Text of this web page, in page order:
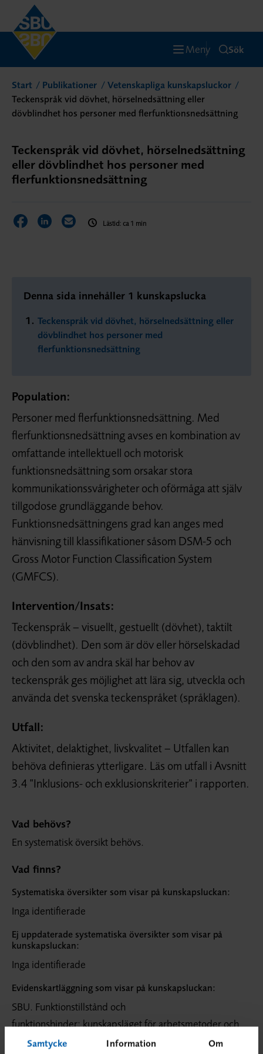
Samtycke Information Om
Meny Sök
Start Publikationer
Vetenskapliga kunskapsluckor
Teckenspråk vid dövhet, hörselnedsättning eller
dövblindhet hos personer med flerfunktionsnedsättning
Teckenspråk vid dövhet, hörselnedsättning
eller dövblindhet hos personer med
flerfunktionsnedsättning
Dela sidan på Facebook
Dela sidan på LinkedIn
Dela sidan via E-post
Lästid: ca 1 min
Denna sida innehåller 1 kunskapslucka
Teckenspråk vid dövhet, hörselnedsättning eller
dövblindhet hos personer med
flerfunktionsnedsättning
Population:
Personer med flerfunktionsnedsättning. Med
flerfunktionsnedsättning avses en kombination av
omfattande intellektuell och motorisk
funktionsnedsättning som orsakar stora
kommunikationssvårigheter och oförmåga att själv
tillgodose grundläggande behov.
Funktionsnedsättningens grad kan anges med
hänvisning till klassifikationer såsom DSM-5 och
Gross Motor Function Classification System
(GMFCS).
Intervention/Insats:
Teckenspråk – visuellt, gestuellt (dövhet), taktilt
(dövblindhet). Den som är döv eller hörselskadad
och den som av andra skäl har behov av
teckenspråk ges möjlighet att lära sig, utveckla och
använda det svenska teckenspråket (språklagen).
Utfall:
Aktivitet, delaktighet, livskvalitet – Utfallen kan
behöva definieras ytterligare. Läs om utfall i Avsnitt
3.4 ”Inklusions- och exklusionskriterier” i rapporten.
Vad behövs?
En systematisk översikt behövs.
Vad finns?
Systematiska översikter som visar på kunskapsluckan:
Inga identifierade
Ej uppdaterade systematiska översikter som visar på
kunskapsluckan:
Inga identifierade
Evidenskartläggning som visar på kunskapsluckan:
SBU. Funktionstillstånd och
funktionshinder: kunskapsläget för arbetsmetoder och
insatser. Stockholm: Statens beredning för medicinsk och